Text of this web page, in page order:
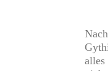
alles